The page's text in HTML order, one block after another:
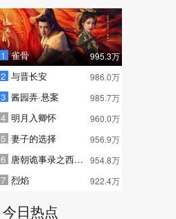
1 雀骨 995.3万
2 与晋长安 986.0万
3 酱园弄·悬案 985.7万
4 明月入卿怀 960.0万
5 妻子的选择 956.9万
6 唐朝诡事录之西行 普通话 954.8万
7 烈焰 922.4万
今日热点